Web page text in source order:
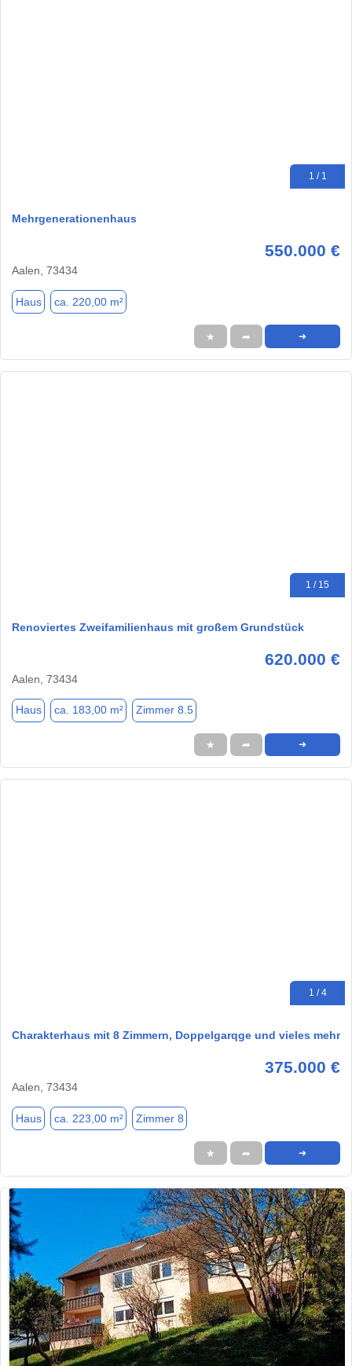
1 / 1
Mehrgenerationenhaus
550.000 €
Aalen, 73434
Haus ca. 220,00 m²
★ ➦ ➜
1 / 15
Renoviertes Zweifamilienhaus mit großem Grundstück
620.000 €
Aalen, 73434
Haus ca. 183,00 m² Zimmer 8.5
★ ➦ ➜
1 / 4
Charakterhaus mit 8 Zimmern, Doppelgarqge und vieles mehr
375.000 €
Aalen, 73434
Haus ca. 223,00 m² Zimmer 8
★ ➦ ➜